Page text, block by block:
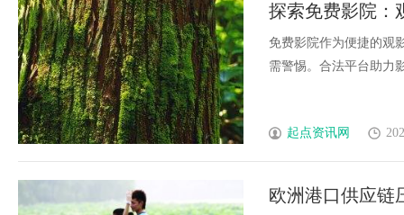
探索免费影院：
免费影院作为便捷的观
需警惕。合法平台助力
起点资讯网
欧洲港口供应链